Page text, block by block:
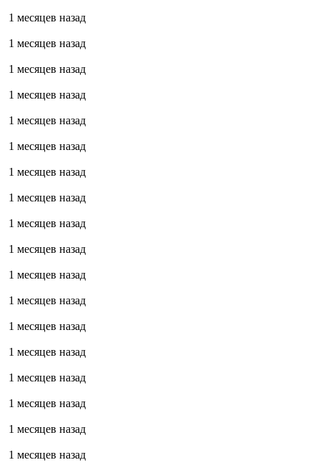
1 месяцев назад
1 месяцев назад
1 месяцев назад
1 месяцев назад
1 месяцев назад
1 месяцев назад
1 месяцев назад
1 месяцев назад
1 месяцев назад
1 месяцев назад
1 месяцев назад
1 месяцев назад
1 месяцев назад
1 месяцев назад
1 месяцев назад
1 месяцев назад
1 месяцев назад
1 месяцев назад